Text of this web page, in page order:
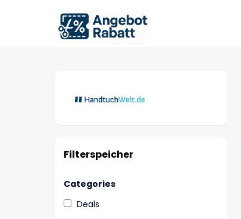
Filterspeicher
Categories
Deals